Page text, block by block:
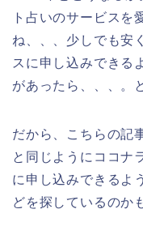
ト占いのサービスを
ね、、、少しでも安
スに申し込みできる
があったら、、、。
だから、こちらの記
と同じようにココナ
に申し込みできるよ
どを探しているのか